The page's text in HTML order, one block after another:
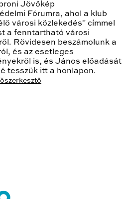
Jövőkép
Fórumra, ahol a klub
városi közlekedés" címmel
a fenntartható városi
Rövidesen beszámolunk a
és az esetleges
is, és János előadását
tesszük itt a honlapon.